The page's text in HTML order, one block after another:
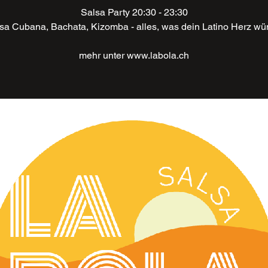
Salsa Party 20:30 - 23:30
Cubana, Bachata, Kizomba - alles, was dein Latino Herz
mehr unter www.labola.ch